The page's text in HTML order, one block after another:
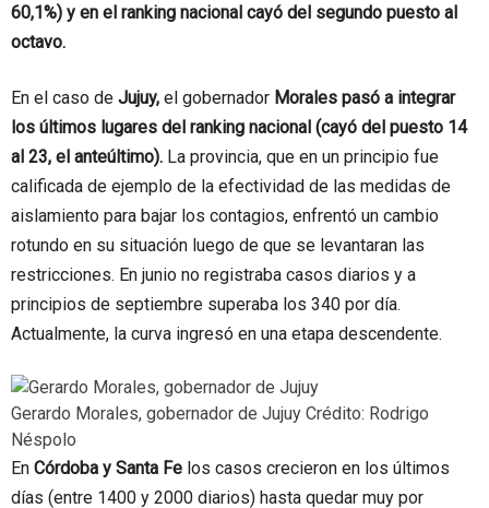
60,1%) y en el ranking nacional cayó del segundo puesto al
octavo.
En el caso de Jujuy, el gobernador Morales pasó a integrar
los últimos lugares del ranking nacional (cayó del puesto 14
al 23, el anteúltimo). La provincia, que en un principio fue
calificada de ejemplo de la efectividad de las medidas de
aislamiento para bajar los contagios, enfrentó un cambio
rotundo en su situación luego de que se levantaran las
restricciones. En junio no registraba casos diarios y a
principios de septiembre superaba los 340 por día.
Actualmente, la curva ingresó en una etapa descendente.
Gerardo Morales, gobernador de Jujuy Crédito: Rodrigo
Néspolo
En Córdoba y Santa Fe los casos crecieron en los últimos
días (entre 1400 y 2000 diarios) hasta quedar muy por